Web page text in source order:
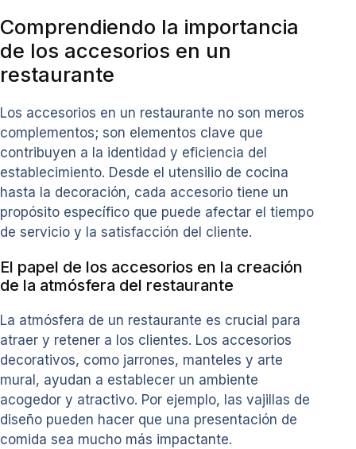
Comprendiendo la importancia
de los accesorios en un
restaurante
Los accesorios en un restaurante no son meros
complementos; son elementos clave que
contribuyen a la identidad y eficiencia del
establecimiento. Desde el utensilio de cocina
hasta la decoración, cada accesorio tiene un
propósito específico que puede afectar el tiempo
de servicio y la satisfacción del cliente.
El papel de los accesorios en la creación
de la atmósfera del restaurante
La atmósfera de un restaurante es crucial para
atraer y retener a los clientes. Los accesorios
decorativos, como jarrones, manteles y arte
mural, ayudan a establecer un ambiente
acogedor y atractivo. Por ejemplo, las vajillas de
diseño pueden hacer que una presentación de
comida sea mucho más impactante.